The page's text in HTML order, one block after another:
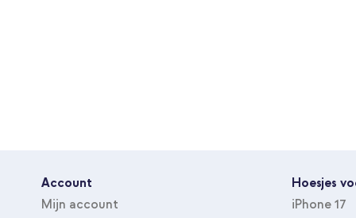
Account
Mijn account
Hoesjes
iPhone 17